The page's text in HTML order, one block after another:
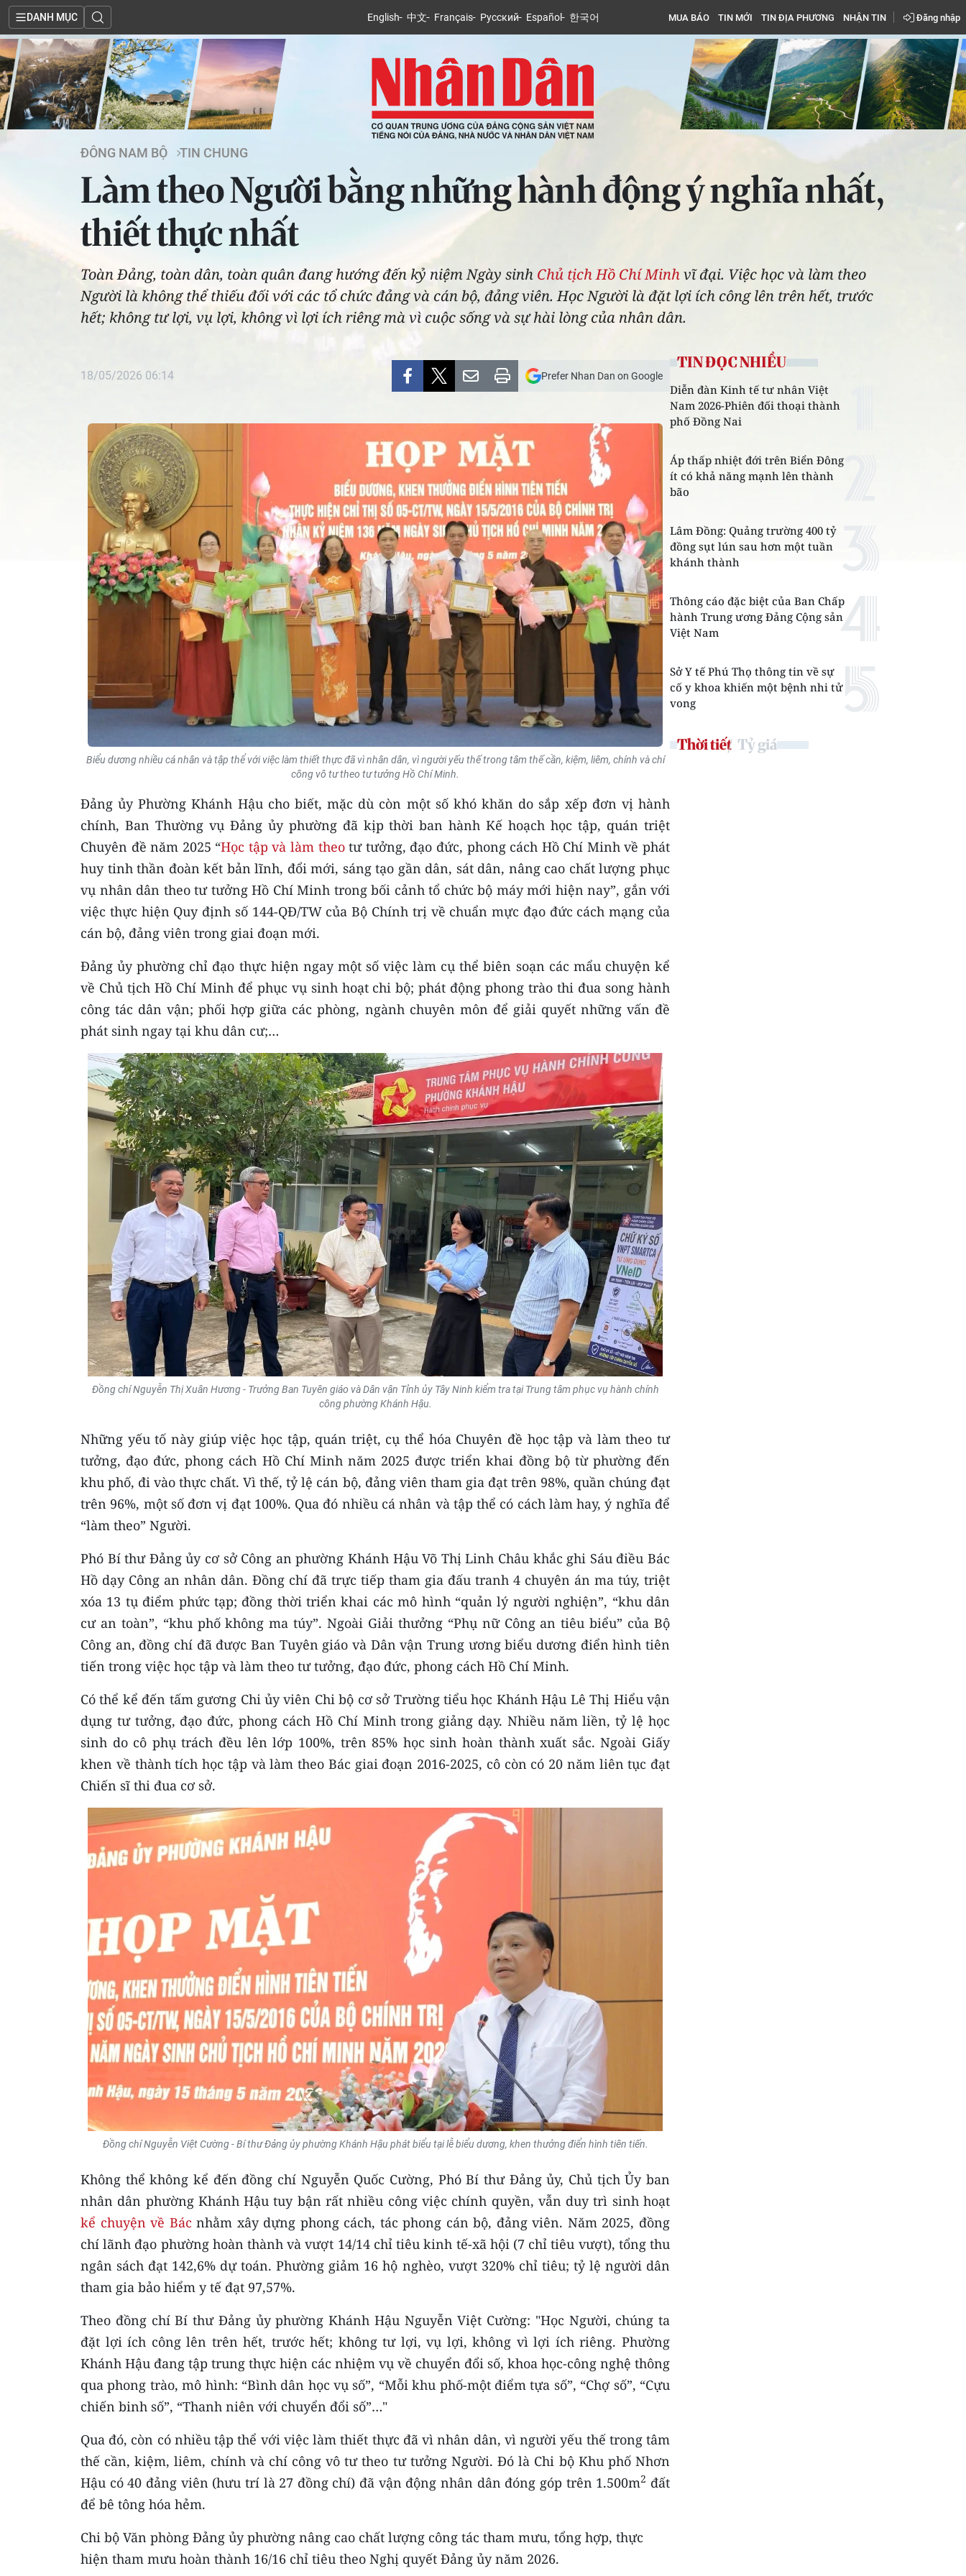
DANH MỤC English 中文 Français Русский Español 한국어 MUA BÁO TIN MỚI TIN ĐỊA PHƯƠNG NHẬN TIN Đăng nhập
ĐÔNG NAM BỘ TIN CHUNG
Làm theo Người bằng những hành động ý nghĩa nhất,
thiết thực nhất
Toàn Đảng, toàn dân, toàn quân đang hướng đến kỷ niệm Ngày sinh Chủ tịch Hồ Chí Minhvĩ đại. Việc học và làm theo
Người là không thể thiếu đối với các tổ chức đảng và cán bộ, đảng viên. Học Người là đặt lợi ích công lên trên hết, trước
hết; không tư lợi, vụ lợi, không vì lợi ích riêng mà vì cuộc sống và sự hài lòng của nhân dân.
18/05/2026 06:14 Prefer Nhan Dan on Google
Biểu dương nhiều cá nhân và tập thể với việc làm thiết thực đã vì nhân dân, vì người yếu thế trong tâm thế cần, kiệm, liêm, chính và chí
công vô tư theo tư tưởng Hồ Chí Minh.
Đảng ủy Phường Khánh Hậu cho biết, mặc dù còn một số khó khăn do sắp xếp đơn vị hành
chính, Ban Thường vụ Đảng ủy phường đã kịp thời ban hành Kế hoạch học tập, quán triệt
Chuyên đề năm 2025 “Học tập và làm theotư tưởng, đạo đức, phong cách Hồ Chí Minh về phát
huy tinh thần đoàn kết bản lĩnh, đổi mới, sáng tạo gần dân, sát dân, nâng cao chất lượng phục
vụ nhân dân theo tư tưởng Hồ Chí Minh trong bối cảnh tổ chức bộ máy mới hiện nay”, gắn với
việc thực hiện Quy định số 144-QĐ/TW của Bộ Chính trị về chuẩn mực đạo đức cách mạng của
cán bộ, đảng viên trong giai đoạn mới.
Đảng ủy phường chỉ đạo thực hiện ngay một số việc làm cụ thể biên soạn các mẩu chuyện kể
về Chủ tịch Hồ Chí Minh để phục vụ sinh hoạt chi bộ; phát động phong trào thi đua song hành
công tác dân vận; phối hợp giữa các phòng, ngành chuyên môn để giải quyết những vấn đề
phát sinh ngay tại khu dân cư;…
Đồng chí Nguyễn Thị Xuân Hương - Trưởng Ban Tuyên giáo và Dân vận Tỉnh ủy Tây Ninh kiểm tra tại Trung tâm phục vụ hành chính
công phường Khánh Hậu.
Những yếu tố này giúp việc học tập, quán triệt, cụ thể hóa Chuyên đề học tập và làm theo tư
tưởng, đạo đức, phong cách Hồ Chí Minh năm 2025 được triển khai đồng bộ từ phường đến
khu phố, đi vào thực chất. Vì thế, tỷ lệ cán bộ, đảng viên tham gia đạt trên 98%, quần chúng đạt
trên 96%, một số đơn vị đạt 100%. Qua đó nhiều cá nhân và tập thể có cách làm hay, ý nghĩa để
“làm theo” Người.
Phó Bí thư Đảng ủy cơ sở Công an phường Khánh Hậu Võ Thị Linh Châu khắc ghi Sáu điều Bác
Hồ dạy Công an nhân dân. Đồng chí đã trực tiếp tham gia đấu tranh 4 chuyên án ma túy, triệt
xóa 13 tụ điểm phức tạp; đồng thời triển khai các mô hình “quản lý người nghiện”, “khu dân
cư an toàn”, “khu phố không ma túy”. Ngoài Giải thưởng “Phụ nữ Công an tiêu biểu” của Bộ
Công an, đồng chí đã được Ban Tuyên giáo và Dân vận Trung ương biểu dương điển hình tiên
tiến trong việc học tập và làm theo tư tưởng, đạo đức, phong cách Hồ Chí Minh.
Có thể kể đến tấm gương Chi ủy viên Chi bộ cơ sở Trường tiểu học Khánh Hậu Lê Thị Hiểu vận
dụng tư tưởng, đạo đức, phong cách Hồ Chí Minh trong giảng dạy. Nhiều năm liền, tỷ lệ học
sinh do cô phụ trách đều lên lớp 100%, trên 85% học sinh hoàn thành xuất sắc. Ngoài Giấy
khen về thành tích học tập và làm theo Bác giai đoạn 2016-2025, cô còn có 20 năm liên tục đạt
Chiến sĩ thi đua cơ sở.
Đồng chí Nguyễn Việt Cường - Bí thư Đảng ủy phường Khánh Hậu phát biểu tại lễ biểu dương, khen thưởng điển hình tiên tiến.
Không thể không kể đến đồng chí Nguyễn Quốc Cường, Phó Bí thư Đảng ủy, Chủ tịch Ủy ban
nhân dân phường Khánh Hậu tuy bận rất nhiều công việc chính quyền, vẫn duy trì sinh hoạt
kể chuyện về Bác nhằm xây dựng phong cách, tác phong cán bộ, đảng viên. Năm 2025, đồng
chí lãnh đạo phường hoàn thành và vượt 14/14 chỉ tiêu kinh tế-xã hội (7 chỉ tiêu vượt), tổng thu
ngân sách đạt 142,6% dự toán. Phường giảm 16 hộ nghèo, vượt 320% chỉ tiêu; tỷ lệ người dân
tham gia bảo hiểm y tế đạt 97,57%.
Theo đồng chí Bí thư Đảng ủy phường Khánh Hậu Nguyễn Việt Cường: "Học Người, chúng ta
đặt lợi ích công lên trên hết, trước hết; không tư lợi, vụ lợi, không vì lợi ích riêng. Phường
Khánh Hậu đang tập trung thực hiện các nhiệm vụ về chuyển đổi số, khoa học-công nghệ thông
qua phong trào, mô hình: “Bình dân học vụ số”, “Mỗi khu phố-một điểm tựa số”, “Chợ số”, “Cựu
chiến binh số”, “Thanh niên với chuyển đổi số”…"
Qua đó, còn có nhiều tập thể với việc làm thiết thực đã vì nhân dân, vì người yếu thế trong tâm
thế cần, kiệm, liêm, chính và chí công vô tư theo tư tưởng Người. Đó là Chi bộ Khu phố Nhơn
Hậu có 40 đảng viên (hưu trí là 27 đồng chí) đã vận động nhân dân đóng góp trên 1.500m2 đất
để bê tông hóa hẻm.
Chi bộ Văn phòng Đảng ủy phường nâng cao chất lượng công tác tham mưu, tổng hợp, thực
hiện tham mưu hoàn thành 16/16 chỉ tiêu theo Nghị quyết Đảng ủy năm 2026.
TIN ĐỌC NHIỀU
Diễn đàn Kinh tế tư nhân Việt
Nam 2026-Phiên đối thoại thành
phố Đồng Nai
Áp thấp nhiệt đới trên Biển Đông
ít có khả năng mạnh lên thành
bão
Lâm Đồng: Quảng trường 400 tỷ
đồng sụt lún sau hơn một tuần
khánh thành
Thông cáo đặc biệt của Ban Chấp
hành Trung ương Đảng Cộng sản
Việt Nam
Sở Y tế Phú Thọ thông tin về sự
cố y khoa khiến một bệnh nhi tử
vong
Thời tiết Tỷ giá